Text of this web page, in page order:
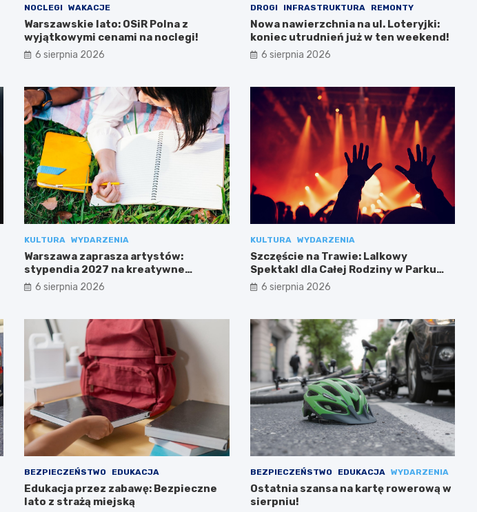
NOCLEGI WAKACJE
Warszawskie lato: OSiR Polna z
wyjątkowymi cenami na noclegi!
6 sierpnia 2026
DROGI INFRASTRUKTURA REMONTY
Nowa nawierzchnia na ul. Loteryjki:
koniec utrudnień już w ten weekend!
6 sierpnia 2026
KULTURA WYDARZENIA
Warszawa zaprasza artystów:
stypendia 2027 na kreatywne
projekty!
6 sierpnia 2026
KULTURA WYDARZENIA
Szczęście na Trawie: Lalkowy
Spektakl dla Całej Rodziny w Parku
Przy Bażantarni
6 sierpnia 2026
BEZPIECZEŃSTWO EDUKACJA
Edukacja przez zabawę: Bezpieczne
lato z strażą miejską
BEZPIECZEŃSTWO EDUKACJA WYDARZENIA
Ostatnia szansa na kartę rowerową w
sierpniu!